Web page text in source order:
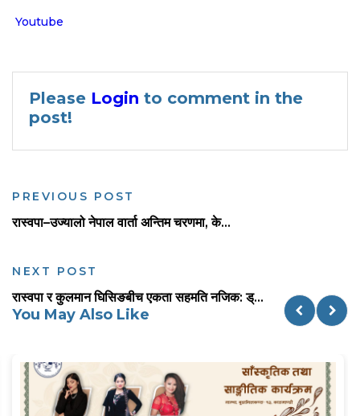
Youtube
Please Login to comment in the
post!
PREVIOUS POST
रास्वपा–उज्यालो नेपाल वार्ता अन्तिम चरणमा, के...
NEXT POST
रास्वपा र कुलमान घिसिङबीच एकता सहमति नजिक: ड्...
You May Also Like